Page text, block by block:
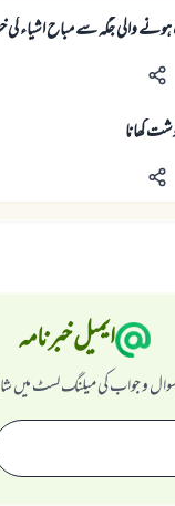
والى جگہ سے مباح اشياء كى
كھانا
ایمیل خبرنامہ
و جواب کی میلنگ لسٹ میں